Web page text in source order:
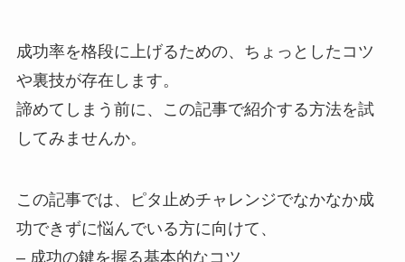
成功率を格段に上げるための、ちょっとしたコツ
や裏技が存在します。
諦めてしまう前に、この記事で紹介する方法を試
してみませんか。
この記事では、ピタ止めチャレンジでなかなか成
功できずに悩んでいる方に向けて、
– 成功の鍵を握る基本的なコツ